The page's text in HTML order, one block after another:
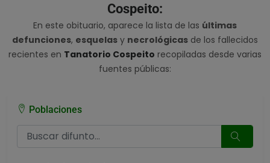
Cospeito:
En este obituario, aparece la lista de las últimas
defunciones, esquelas y necrológicas de los fallecidos
recientes en Tanatorio Cospeito recopiladas desde varias
fuentes públicas:
Poblaciones